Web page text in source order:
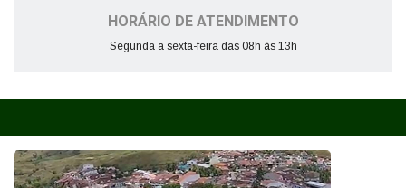
HORÁRIO DE ATENDIMENTO
Segunda a sexta-feira das 08h às 13h